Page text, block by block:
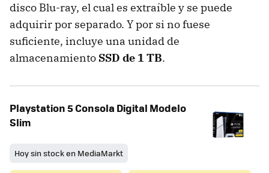
disco Blu-ray, el cual es extraíble y se puede
adquirir por separado. Y por si no fuese
suficiente, incluye una unidad de
almacenamiento SSD de 1 TB.
Playstation 5 Consola Digital Modelo
Slim
Hoy sin stock en MediaMarkt